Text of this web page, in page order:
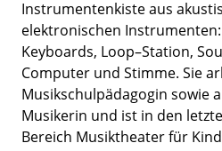
Instrumentenkiste aus
elektronischen
Keyboards, Loop–Station,
Computer und Stimme. Sie
Musikschulpädagogin sowie
Musikerin und ist in den
Bereich Musiktheater für